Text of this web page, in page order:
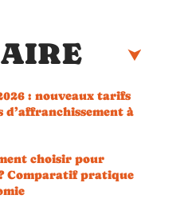
: nouveaux tarifs
à
choisir pour
Comparatif pratique